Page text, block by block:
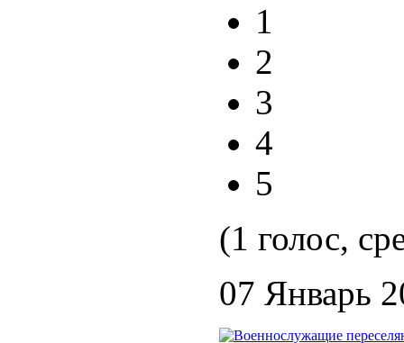
1
2
3
4
5
(1 голос,
07 Январь